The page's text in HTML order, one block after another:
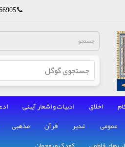
اخلاق ادبیات و اشعار آیینی
عمومی غدیر قرآن مذهبی